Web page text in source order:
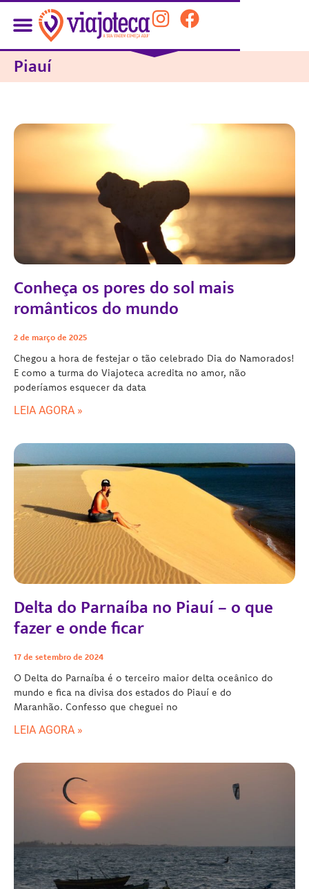
Piauí
Conheça os pores do sol mais
românticos do mundo
2 de março de 2025
Chegou a hora de festejar o tão celebrado Dia do Namorados!
E como a turma do Viajoteca acredita no amor, não
poderíamos esquecer da data
LEIA AGORA »
Delta do Parnaíba no Piauí – o que
fazer e onde ficar
17 de setembro de 2024
O Delta do Parnaíba é o terceiro maior delta oceânico do
mundo e fica na divisa dos estados do Piauí e do
Maranhão. Confesso que cheguei no
LEIA AGORA »